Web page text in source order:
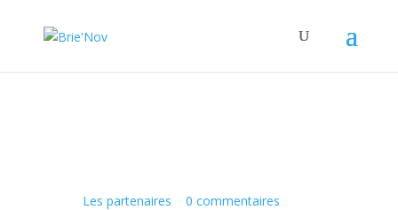
Les partenaires 0 commentaires